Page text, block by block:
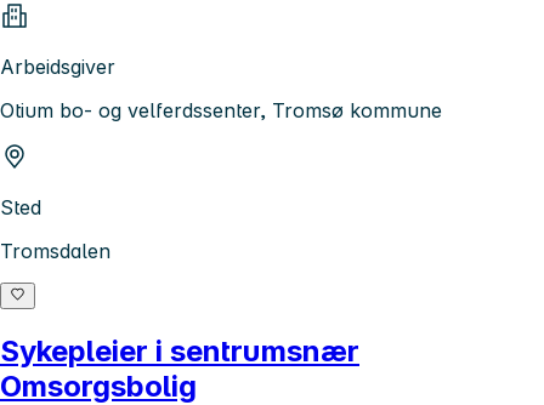
Arbeidsgiver
Otium bo- og velferdssenter, Tromsø kommune
Sted
Tromsdalen
Sykepleier i sentrumsnær
Omsorgsbolig